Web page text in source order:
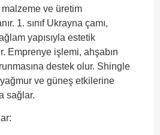
malzeme ve üretim
1. sınıf Ukrayna çamı,
yapısıyla estetik
Emprenye işlemi, ahşabın
destek olur. Shingle
yağmur ve güneş etkilerine
sağlar.